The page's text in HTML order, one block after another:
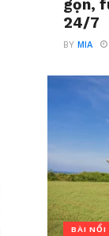
gọn,
24/7
BYMIA
BÀI NỔI